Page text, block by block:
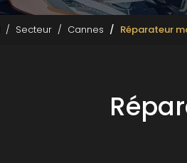
Secteur Cannes Réparateur